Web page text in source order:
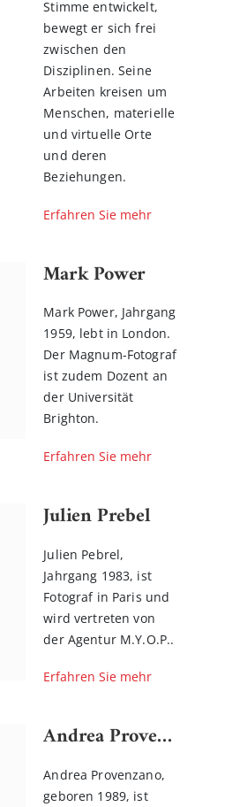
Stimme entwickelt,
bewegt er sich frei
zwischen den
Disziplinen. Seine
Arbeiten kreisen um
Menschen, materielle
und virtuelle Orte
und deren
Beziehungen.
Erfahren Sie mehr
Mark Power
Mark Power, Jahrgang
1959, lebt in London.
Der Magnum-Fotograf
ist zudem Dozent an
der Universität
Brighton.
Erfahren Sie mehr
Julien Prebel
Julien Pebrel,
Jahrgang 1983, ist
Fotograf in Paris und
wird vertreten von
der Agentur M.Y.O.P..
Erfahren Sie mehr
Andrea Provenzano
Andrea Provenzano,
geboren 1989, ist